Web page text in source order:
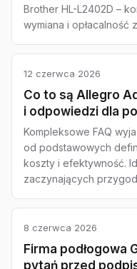
Brother HL-L2402D –
wymiana i opłacalność
12 czerwca 2026
Co to są Allegro
i odpowiedzi dla
Kompleksowe FAQ
od podstawowych
koszty i efektywność.
zaczynających
8 czerwca 2026
Firma podłogowa
pytań przed